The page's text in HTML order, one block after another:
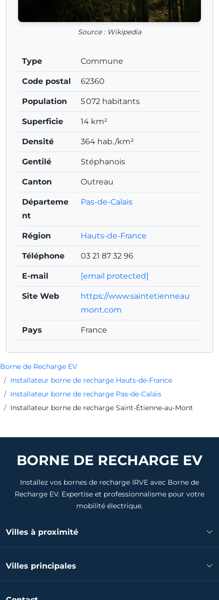
Borne de Recharge EV
Installateur borne de recharge Hauts-de-France
Installateur borne de recharge Pas-de-Calais
Installateur borne de recharge Saint-Étienne-au-Mont
Source : Wikipedia
Type Commune
Code postal 62360
Population 5 072 habitants
Superficie 14 km²
Densité 364 hab./km²
Gentilé Stéphanois
Canton Outreau
Départeme
nt
Pas-de-Calais
Région Hauts-de-France
Téléphone 03 21 87 32 96
E-mail [email protected]
Site Web
https://www.saintetienneau
mont.com
Pays France
BORNE DE RECHARGE EV
Installez vos bornes de recharge IRVE avec Borne de
Recharge EV. Expertise et professionnalisme pour votre
mobilité électrique.
Villes à proximité
Installateur borne de recharge Le Portel
Installateur borne de recharge Boulogne-sur-Mer
Villes principales